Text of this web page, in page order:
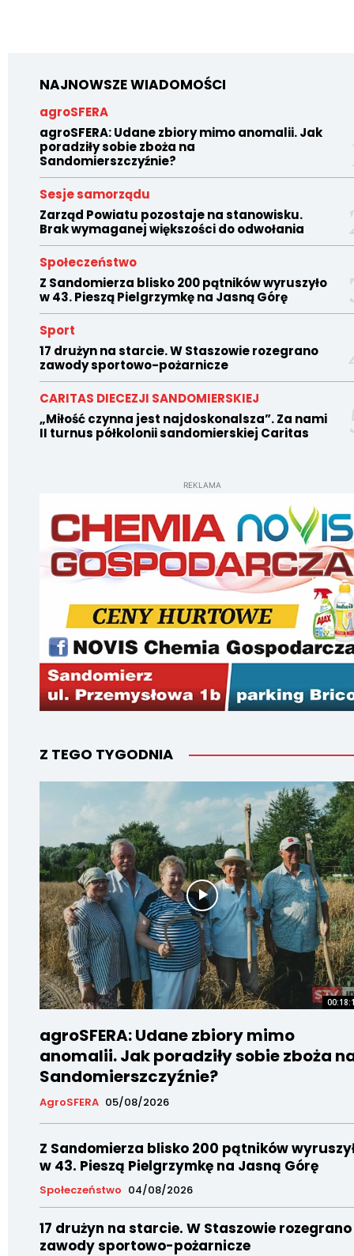
NAJNOWSZE WIADOMOŚCI
agroSFERA
agroSFERA: Udane zbiory mimo anomalii. Jak
poradziły sobie zboża na
Sandomierszczyźnie?
Sesje samorządu
Zarząd Powiatu pozostaje na stanowisku.
Brak wymaganej większości do odwołania
Społeczeństwo
Z Sandomierza blisko 200 pątników wyruszyło
w 43. Pieszą Pielgrzymkę na Jasną Górę
Sport
17 drużyn na starcie. W Staszowie rozegrano
zawody sportowo-pożarnicze
CARITAS DIECEZJI SANDOMIERSKIEJ
„Miłość czynna jest najdoskonalsza”. Za nami
II turnus półkolonii sandomierskiej Caritas
REKLAMA
Z TEGO TYGODNIA
agroSFERA: Udane zbiory mimo
anomalii. Jak poradziły sobie zboża
Sandomierszczyźnie?
AgroSFERA 05/08/2026
Z Sandomierza blisko 200 pątników
w 43. Pieszą Pielgrzymkę na Jasną Górę
Społeczeństwo 04/08/2026
17 drużyn na starcie. W Staszowie rozegrano
zawody sportowo-pożarnicze